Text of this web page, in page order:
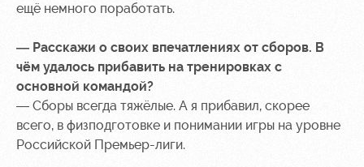
Ледовый
Занятия
спортом
Контакты Карта
Программа
Информация
для
болельщиков
ещё немного поработать.
— Расскажи о своих впечатлениях от сборов. В
чём удалось прибавить на тренировках с
основной командой?
— Сборы всегда тяжёлые. А я прибавил, скорее
всего, в физподготовке и понимании игры на уровне
Российской Премьер-лиги.